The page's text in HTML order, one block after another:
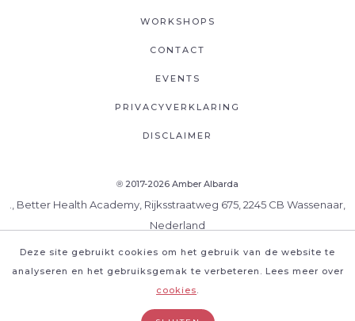
Deze site gebruikt cookies om het gebruik van de website te
analyseren en het gebruiksgemak te verbeteren. Lees meer over
cookies.
WORKSHOPS
CONTACT
EVENTS
PRIVACYVERKLARING
DISCLAIMER
® 2017-2026 Amber Albarda
., Better Health Academy, Rijksstraatweg 675, 2245 CB Wassenaar,
Nederland